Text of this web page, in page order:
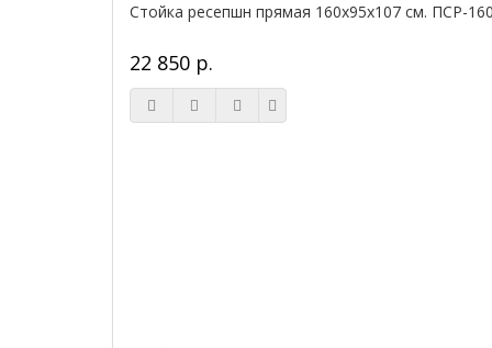
Стойка ресепшн прямая 160х95х107 см. ПСР-
22 850 р.